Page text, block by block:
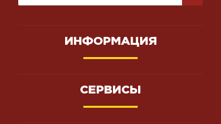
ИНФОРМАЦИЯ
СЕРВИСЫ